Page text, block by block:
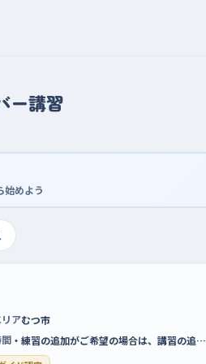
ー講習
始めよう
アむつ市
・練習の追加がご希望の場合は、講習の追…